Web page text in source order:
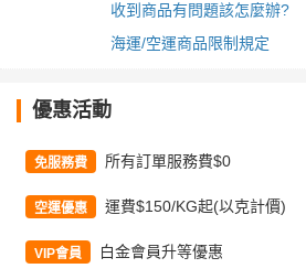
收到商品有問題該怎麼辦?
海運/空運商品限制規定
優惠活動
免服務費 所有訂單服務費$0
空運優惠 運費$150/KG起(以克計價)
VIP會員 白金會員升等優惠